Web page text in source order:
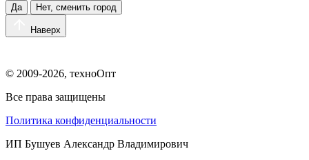
Да Нет, сменить город
Наверх
© 2009-2026, техноОпт
Все права защищены
Политика конфиденциальности
ИП Бушуев Александр Владимирович